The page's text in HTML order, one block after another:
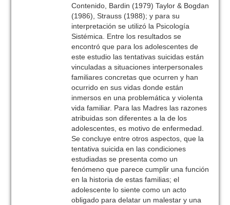
Contenido, Bardin (1979) Taylor & Bogdan
(1986), Strauss (1988); y para su
interpretación se utilizó la Psicología
Sistémica. Entre los resultados se
encontró que para los adolescentes de
este estudio las tentativas suicidas están
vinculadas a situaciones interpersonales
familiares concretas que ocurren y han
ocurrido en sus vidas donde están
inmersos en una problemática y violenta
vida familiar. Para las Madres las razones
atribuidas son diferentes a la de los
adolescentes, es motivo de enfermedad.
Se concluye entre otros aspectos, que la
tentativa suicida en las condiciones
estudiadas se presenta como un
fenómeno que parece cumplir una función
en la historia de estas familias; el
adolescente lo siente como un acto
obligado para delatar un malestar y una